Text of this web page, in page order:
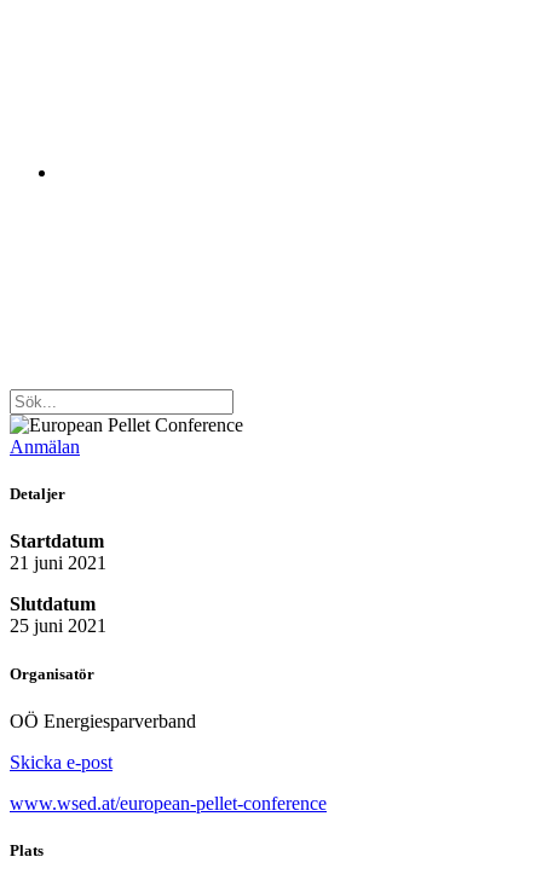
Anmälan
Detaljer
Startdatum
21 juni 2021
Slutdatum
25 juni 2021
Organisatör
OÖ Energiesparverband
Skicka e-post
www.wsed.at/european-pellet-conference
Plats